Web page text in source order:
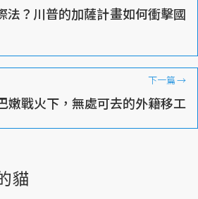
法？川普的加薩計畫如何衝擊國
下一篇→
嫩戰火下，無處可去的外籍移工
貓